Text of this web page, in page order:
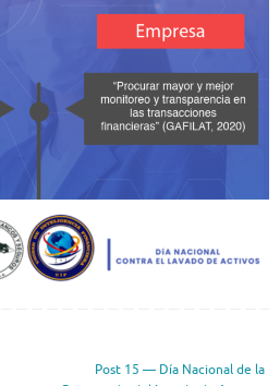
Post 15 — Día Nacional de la